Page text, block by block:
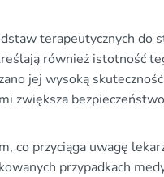
terapeutycznych do
również istotność
jej wysoką
zwiększa
co przyciąga uwagę
przypadkach